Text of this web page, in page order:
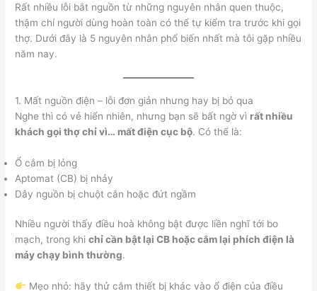
Rất nhiều lỗi bắt nguồn từ những nguyên nhân quen thuộc,
thậm chí người dùng hoàn toàn có thể tự kiểm tra trước khi gọi
thợ. Dưới đây là 5 nguyên nhân phổ biến nhất mà tôi gặp nhiều
năm nay.
1. Mất nguồn điện – lỗi đơn giản nhưng hay bị bỏ qua
Nghe thì có vẻ hiển nhiên, nhưng bạn sẽ bất ngờ vì rất nhiều
khách gọi thợ chỉ vì… mất điện cục bộ. Có thể là:
Ổ cắm bị lỏng
Aptomat (CB) bị nhảy
Dây nguồn bị chuột cắn hoặc đứt ngầm
Nhiều người thấy điều hoà không bật được liền nghĩ tới bo
mạch, trong khichỉ cần bật lại CB hoặc cắm lại phích điện là
máy chạy bình thường.
Mẹo nhỏ: hãy thử cắm thiết bị khác vào ổ điện của điều